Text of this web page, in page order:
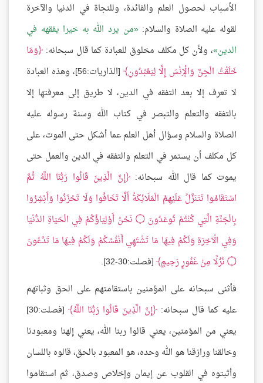
الأسباب لحصول العلم والفائدة، وللنجاة في الدنيا والآخرة
لقوله عليه الصلاة والسلام: من يرد الله به خيرا يفقهه في
الدين ، ولأن كل مكلف مخلوق للعبادة كما قال سبحانه: وَمَا
خَلَقْتُ الْجِنَّ وَالْإِنْسَ إِلَّا لِيَعْبُدُونِ
[الذاريات:56]، وهذه العبادة
لا تعرف إلا بعد التفقه في الدين، لا طريق إلى معرفتها إلا
بالتفقه والتعلم والتبصر في كتاب الله وسنة رسوله عليه
الصلاة والسلام وسؤال أهل العلم عما أشكل حتى الموت، على
كل مكلف أن يستمر في التعلم والتفقه في الدين والعمل حتى
يموت كما قال الله سبحانه: إِنَّ الَّذِينَ قَالُوا رَبُّنَا اللَّهُ ثُمَّ
اسْتَقَامُوا تَتَنَزَّلُ عَلَيْهِمُ الْمَلَائِكَةُ أَلَّا تَخَافُوا وَلَا تَحْزَنُوا وَأَبْشِرُوا
بِالْجَنَّةِ الَّتِي كُنْتُمْ تُوعَدُونَ ۝ نَحْنُ أَوْلِيَاؤُكُمْ فِي الْحَيَاةِ الدُّنْيَا
وَفِي الْآخِرَةِ وَلَكُمْ فِيهَا مَا تَشْتَهِي أَنْفُسُكُمْ وَلَكُمْ فِيهَا مَا تَدَّعُونَ
۝نُزُلًا مِنْ غَفُورٍ رَحِيمٍ [فصلت:30-32].
فأثنى سبحانه على المؤمنين باستقامتهم على الحق وثباتهم
عليه كما قال سبحانه: إِنَّ الَّذِينَ قَالُوا رَبُّنَا اللَّهُ
[فصلت:30]
يعني من المؤمنين، يعني قالوا ربنا الله، يعني إلهنا ومعبودنا
وخالقنا ورازقنا هو الله وحده، هو المعبود بالحق، قالوه باللسان
وأثبتوه في القلوب عن إيمان وإخلاص وصدق، ثم استقاموا